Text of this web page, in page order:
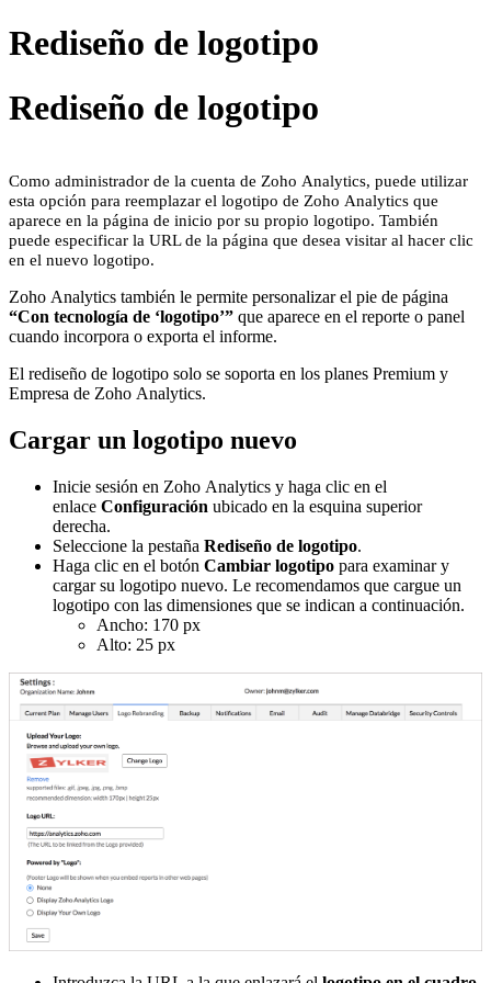
Rediseño de logotipo
Rediseño de logotipo
Como administrador de la cuenta de Zoho Analytics, puede utilizar
esta opción para reemplazar el logotipo de Zoho Analytics que
aparece en la página de inicio por su propio logotipo. También
puede especificar la URL de la página que desea visitar al hacer clic
en el nuevo logotipo.
Zoho Analytics también le permite personalizar el pie de página
“Con tecnología de ‘logotipo’” que aparece en el reporte o panel
cuando incorpora o exporta el informe.
El rediseño de logotipo solo se soporta en los planes Premium y
Empresa de Zoho Analytics.
Cargar un logotipo nuevo
Inicie sesión en Zoho Analytics y haga clic en el
enlace Configuración ubicado en la esquina superior
derecha.
Seleccione la pestaña Rediseño de logotipo.
Haga clic en el botón Cambiar logotipo para examinar y
cargar su logotipo nuevo. Le recomendamos que cargue un
logotipo con las dimensiones que se indican a continuación.
Ancho: 170 px
Alto: 25 px